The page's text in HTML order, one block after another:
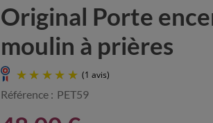
Original Porte
moulin à prières
Référence : PET59